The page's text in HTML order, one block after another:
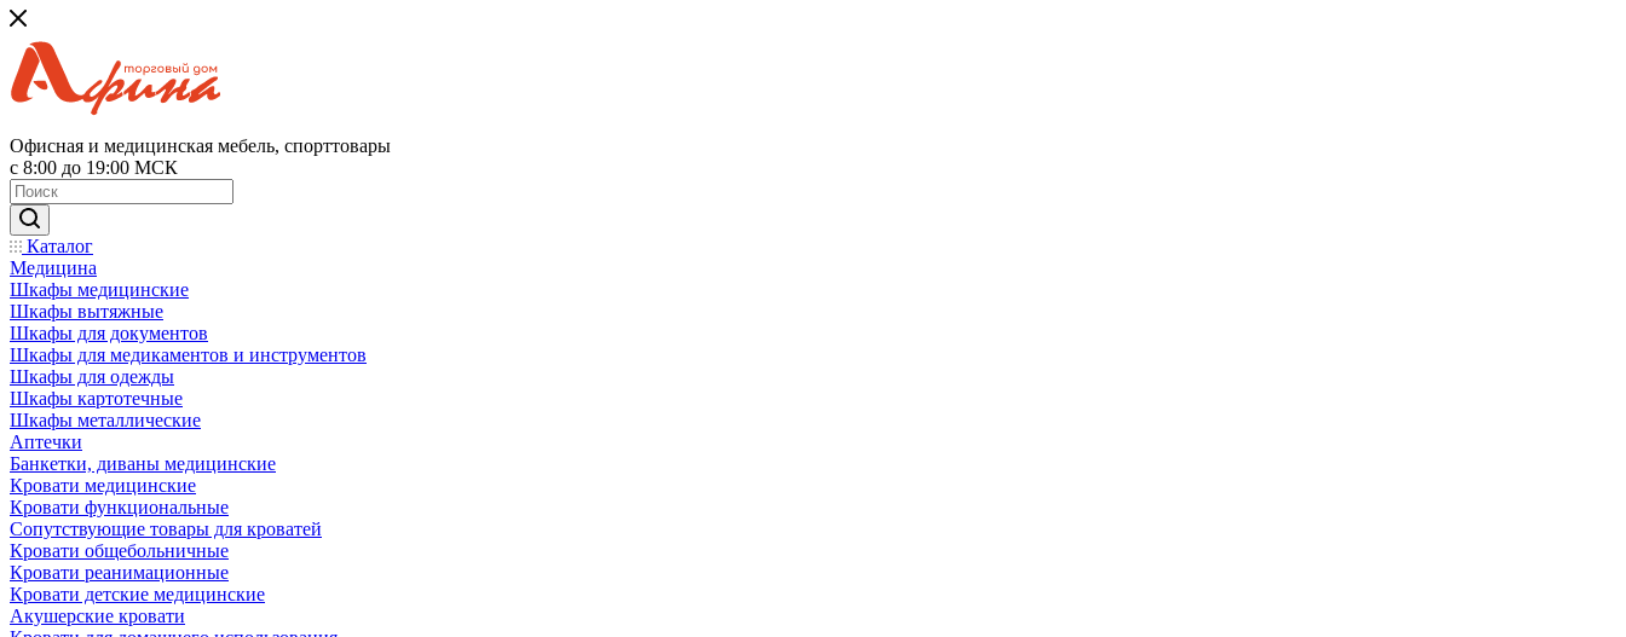
Офисная и медицинская мебель, спорттовары
с 8:00 до 19:00 МСК
Каталог
Медицина
Шкафы медицинские
Шкафы вытяжные
Шкафы для документов
Шкафы для медикаментов и инструментов
Шкафы для одежды
Шкафы картотечные
Шкафы металлические
Аптечки
Банкетки, диваны медицинские
Кровати медицинские
Кровати функциональные
Сопутствующие товары для кроватей
Кровати общебольничные
Кровати реанимационные
Кровати детские медицинские
Акушерские кровати